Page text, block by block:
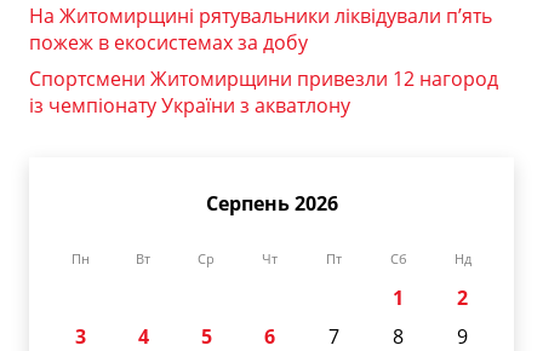
На Житомирщині рятувальники ліквідували п’ять
пожеж в екосистемах за добу
Спортсмени Житомирщини привезли 12 нагород
із чемпіонату України з акватлону
Серпень 2026
Пн Вт Ср Чт Пт Сб Нд
1
2
3
4 5 6 7 8
9